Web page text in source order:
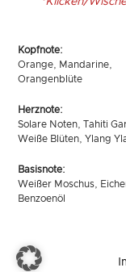
Kopfnote:
Orange, Mandarine,
Orangenblüte
Herznote:
Solare Noten, Tahiti
Weiße Blüten, Ylang
Basisnote:
Weißer Moschus,
Benzoenöl